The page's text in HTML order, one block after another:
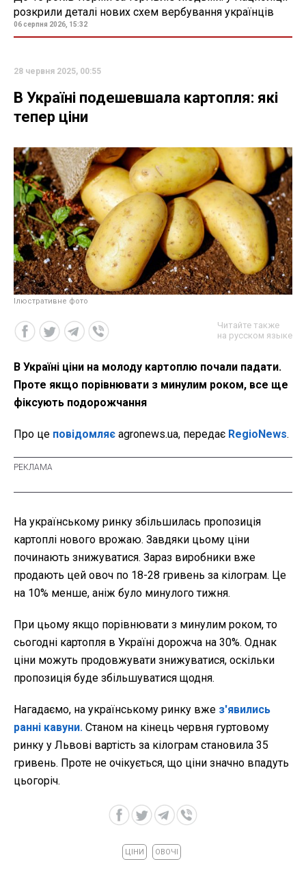
розкрили деталі нових схем вербування українців
06 серпня 2026, 15:32
28 червня 2025, 00:55
В Україні подешевшала картопля: які
тепер ціни
Ілюстративне фото
Читайте также
на русском языке
В Україні ціни на молоду картоплю почали падати.
Проте якщо порівнювати з минулим роком, все ще
фіксують подорожчання
Про це повідомляє agronews.ua, передає RegioNews.
На українському ринку збільшилась пропозиція
картоплі нового врожаю. Завдяки цьому ціни
починають знижуватися. Зараз виробники вже
продають цей овоч по 18-28 гривень за кілограм. Це
на 10% менше, аніж було минулого тижня.
При цьому якщо порівнювати з минулим роком, то
сьогодні картопля в Україні дорожча на 30%. Однак
ціни можуть продовжувати знижуватися, оскільки
пропозиція буде збільшуватися щодня.
Нагадаємо, на українському ринку вже з'явились
ранні кавуни. Станом на кінець червня гуртовому
ринку у Львові вартість за кілограм становила 35
гривень. Проте не очікується, що ціни значно впадуть
цьогоріч.
ЦІНИ ОВОЧІ